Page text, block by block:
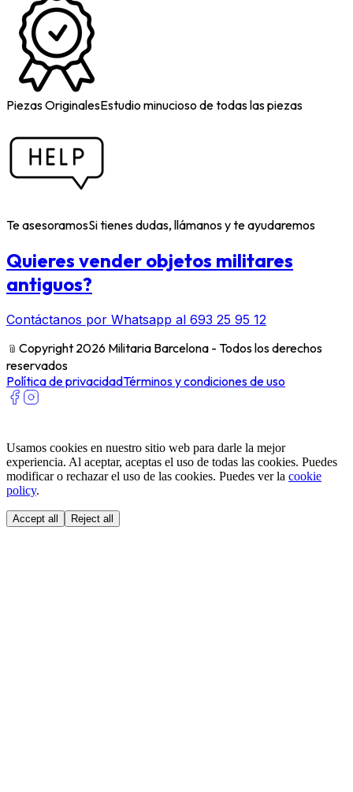
Piezas OriginalesEstudio minucioso de todas las piezas
Te asesoramosSi tienes dudas, llámanos y te ayudaremos
Quieres vender objetos militares
antiguos?
Contáctanos por Whatsapp al 693 25 95 12
﹫ Copyright 2026 Militaria Barcelona - Todos los derechos
reservados
Política de privacidadTérminos y condiciones de uso
Usamos cookies en nuestro sitio web para darle la mejor
experiencia. Al aceptar, aceptas el uso de todas las cookies. Puedes
modificar o rechazar el uso de las cookies. Puedes ver la cookie
policy.
Accept all Reject all